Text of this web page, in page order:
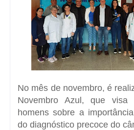
No mês de novembro, é
Novembro Azul, que visa
homens sobre a
do diagnóstico precoce do